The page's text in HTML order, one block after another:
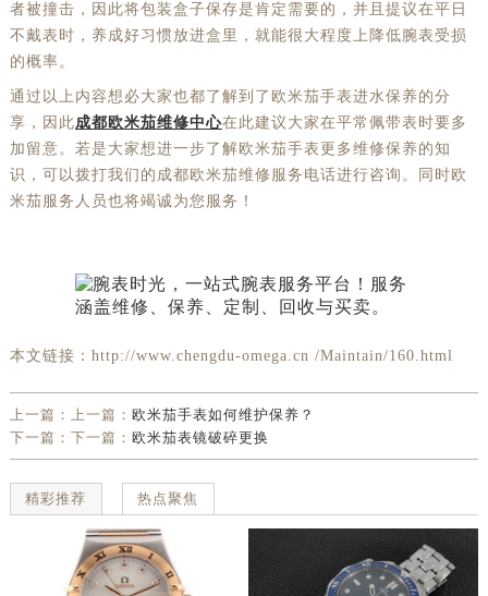
者被撞击，因此将包装盒子保存是肯定需要的，并且提议在平日
不戴表时，养成好习惯放进盒里，就能很大程度上降低腕表受损
的概率。
通过以上内容想必大家也都了解到了欧米茄手表进水保养的分
享，因此成都欧米茄维修中心在此建议大家在平常佩带表时要多
加留意。若是大家想进一步了解欧米茄手表更多维修保养的知
识，可以拨打我们的成都欧米茄维修服务电话进行咨询。同时欧
米茄服务人员也将竭诚为您服务！
本文链接：http://www.chengdu-omega.cn /Maintain/160.html
上一篇：上一篇： 欧米茄手表如何维护保养？
下一篇：下一篇： 欧米茄表镜破碎更换
精彩推荐 热点聚焦